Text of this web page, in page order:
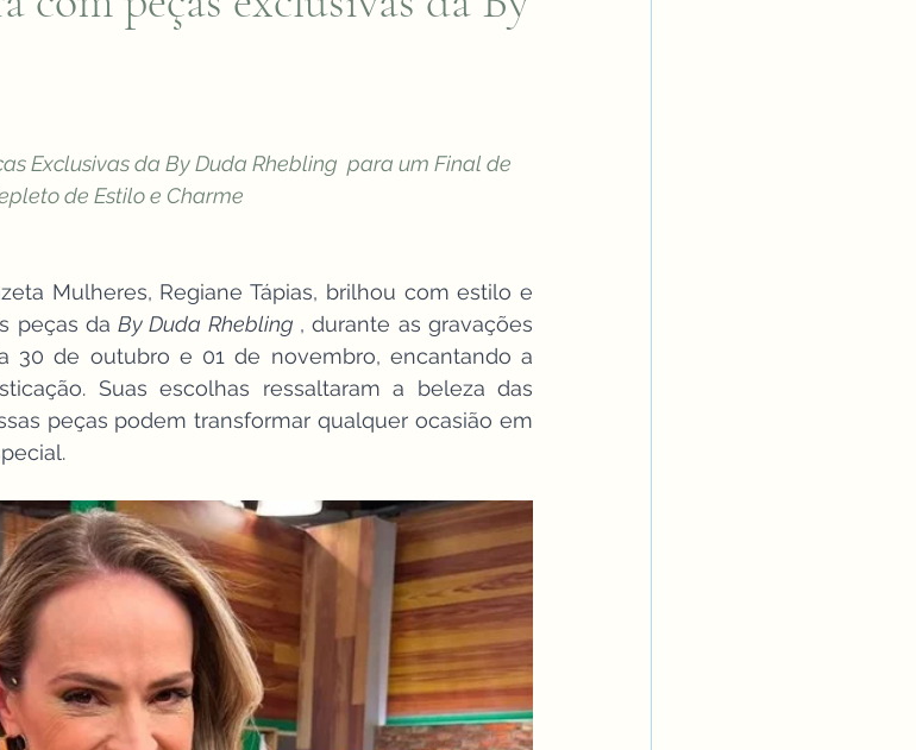
Exclusivas da By Duda Rhebling  para um Final de
de Estilo e Charme
Mulheres, Regiane Tápias, brilhou com estilo e
peças da By Duda Rhebling , durante as gravações
30 de outubro e 01 de novembro, encantando a
Suas escolhas ressaltaram a beleza das
peças podem transformar qualquer ocasião em